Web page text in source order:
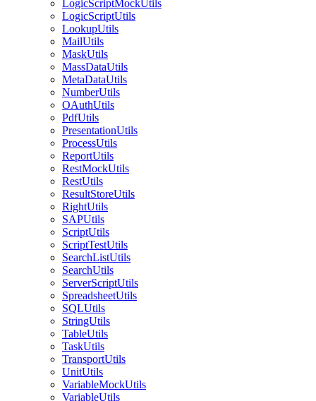
LogicScriptMockUtils
LogicScriptUtils
LookupUtils
MailUtils
MaskUtils
MassDataUtils
MetaDataUtils
NumberUtils
OAuthUtils
PdfUtils
PresentationUtils
ProcessUtils
ReportUtils
RestMockUtils
RestUtils
ResultStoreUtils
RightUtils
SAPUtils
ScriptUtils
ScriptTestUtils
SearchListUtils
SearchUtils
ServerScriptUtils
SpreadsheetUtils
SQLUtils
StringUtils
TableUtils
TaskUtils
TransportUtils
UnitUtils
VariableMockUtils
VariableUtils